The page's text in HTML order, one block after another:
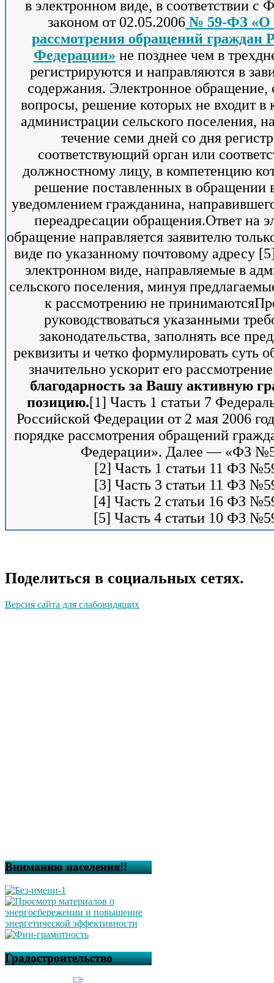
в электронном виде, в соответствии с
законом от 02.05.2006 № 59-ФЗ «О
рассмотрения обращений граждан
Федерации» не позднее чем в
регистрируются и направляются в
содержания. Электронное обращение,
вопросы, решение которых не входит в
администрации сельского поселения,
течение семи дней со дня
соответствующий орган или
должностному лицу, в компетенцию
решение поставленных в обращении
уведомлением гражданина,
переадресации обращения.Ответ на
обращение направляется заявителю
виде по указанному почтовому адресу
электронном виде, направляемые в
сельского поселения, минуя
к рассмотрению не
руководствоваться указанными
законодательства, заполнять все
реквизиты и четко формулировать суть
значительно ускорит его
благодарность за Вашу активную
позицию.[1] Часть 1 статьи 7
Российской Федерации от 2 мая 2006
порядке рассмотрения обращений
Федерации». Далее — «ФЗ
[2] Часть 1 статьи 11 ФЗ
[3] Часть 3 статьи 11 ФЗ
[4] Часть 2 статьи 16 ФЗ
[5] Часть 4 статьи 10 ФЗ
Поделиться в социальных сетях.
Версия сайта для слабовидящих
Вниманию населения!!
Градостроительство